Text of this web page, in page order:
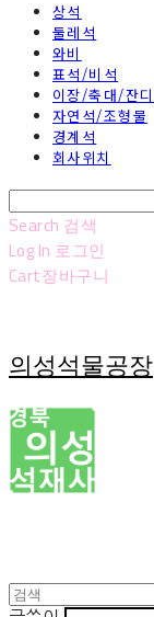
상석
둘레석
와비
표석/비석
이장/축대/잔디
자연석/조형물
경계석
회사위치
Search 검색
Log In 로그인
Cart장바구니
의성석물공장